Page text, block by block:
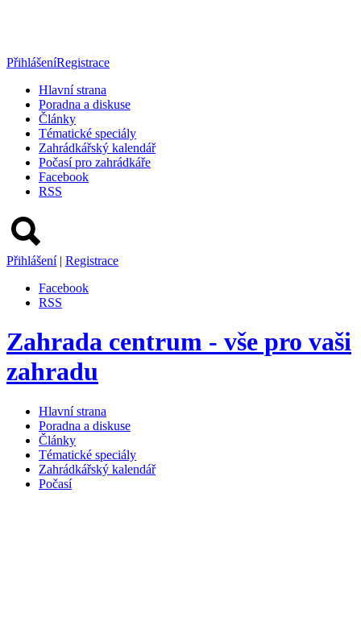
PřihlášeníRegistrace
Hlavní strana
Poradna a diskuse
Články
Tématické speciály
Zahrádkářský kalendář
Počasí pro zahrádkáře
Facebook
RSS
Přihlášení | Registrace
Facebook
RSS
Zahrada centrum - vše pro vaši
zahradu
Hlavní strana
Poradna a diskuse
Články
Tématické speciály
Zahrádkářský kalendář
Počasí